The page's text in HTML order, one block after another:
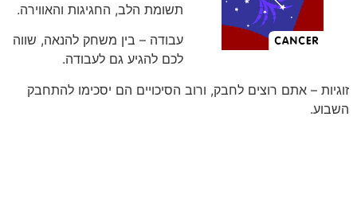
תשומת הלב, החגיגות והאווירה.
עבודה – בין משחק להנאה, שווה
לכם להגיע גם לעבודה.
זוגיות – אתם רוצים לחבק, ורוב הסיכויים הם יסכימו להתחבק
השבוע.